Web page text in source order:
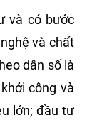
và có bước
và chất
dân số là
công và
lớn; đầu tư